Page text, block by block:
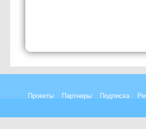
Проекты Партнеры Подписка